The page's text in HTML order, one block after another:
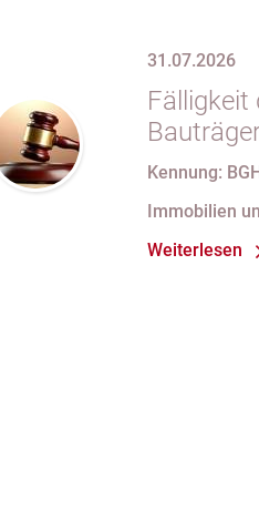
31.07.2026
Fälligkeit
Zahlung
Mängel
Kennung:
Immobilien
Weiterlesen